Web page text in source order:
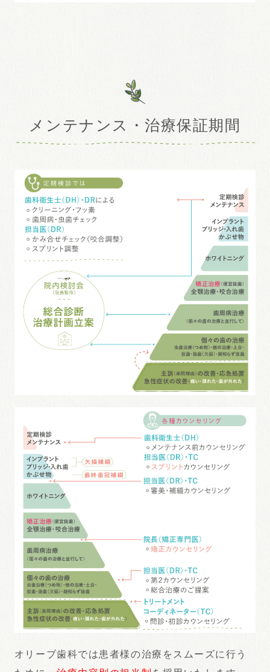
メンテナンス・治療保証期間
オリーブ歯科では患者様の治療をスムーズに行う